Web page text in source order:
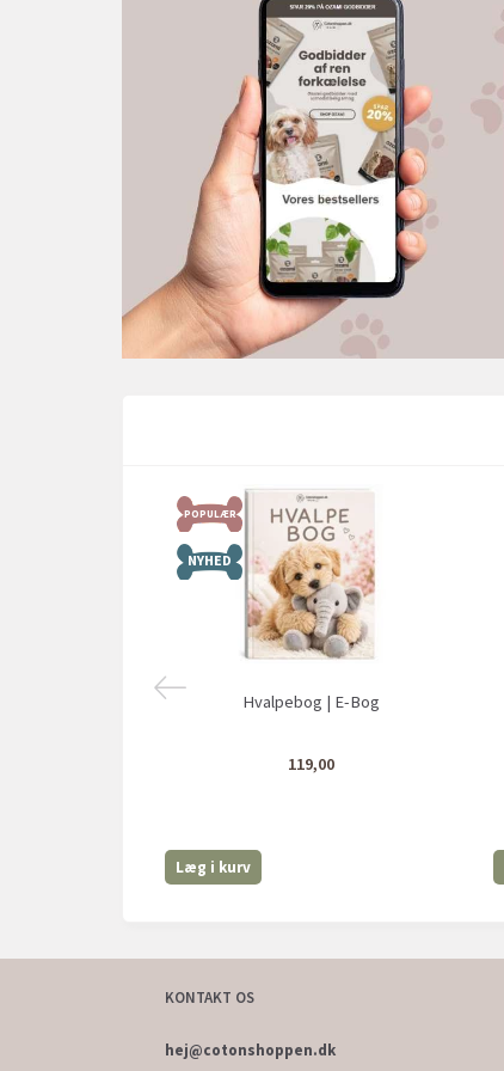
POPULÆR
NYHED
Hvalpebog | E-Bog
119,00
Læg i kurv
KONTAKT OS
hej@cotonshoppen.dk